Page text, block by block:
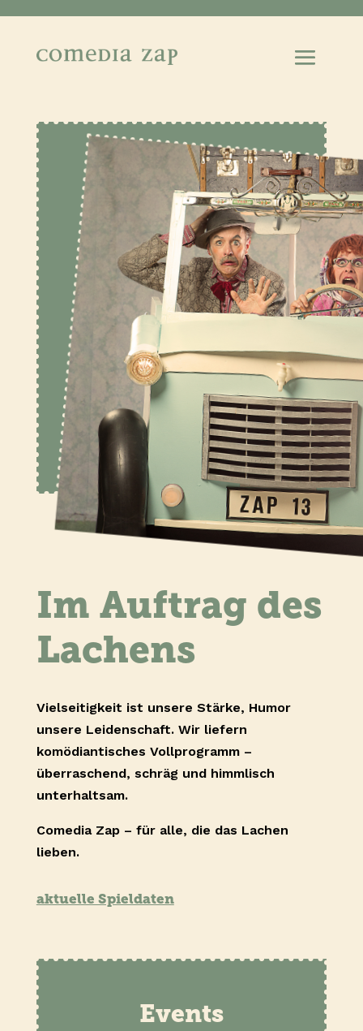
Im Auftrag des
Lachens
Vielseitigkeit ist unsere Stärke, Humor
unsere Leidenschaft. Wir liefern
komödiantisches Vollprogramm –
überraschend, schräg und himmlisch
unterhaltsam.
Comedia Zap – für alle, die das Lachen
lieben.
aktuelle Spieldaten
Events